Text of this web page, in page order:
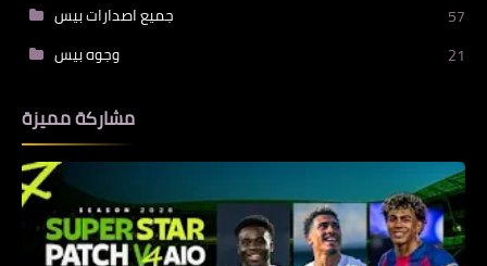
جميع اصدارات بيس
57
وجوه بيس
21
مشاركة مميزة